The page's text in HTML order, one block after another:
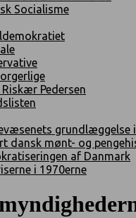
Socialisme
Riskær Pedersen
grundlæggelse
dansk mønt- og
af Danmark
i 1970erne